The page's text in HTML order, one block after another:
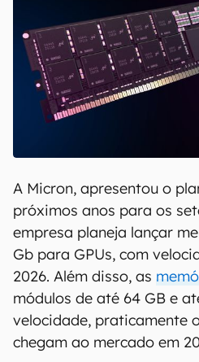
A Micron, apresentou o
próximos anos para os
empresa planeja lançar
Gb para GPUs, com
2026. Além disso, as
módulos de até 64 GB e
velocidade, praticamente
chegam ao mercado em